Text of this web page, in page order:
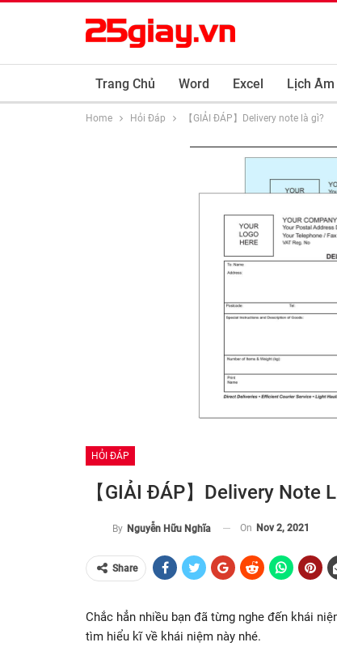
Trang Chủ Word Excel Lịch
Home Hỏi Đáp 【GIẢI ĐÁP】Delivery note là gì?
HỎI ĐÁP
【GIẢI ĐÁP】Delivery Note
By Nguyễn Hữu Nghĩa On Nov 2, 2021
Share
Chắc hẳn nhiều bạn đã từng nghe đến khái
tìm hiểu kĩ về khái niệm này nhé.